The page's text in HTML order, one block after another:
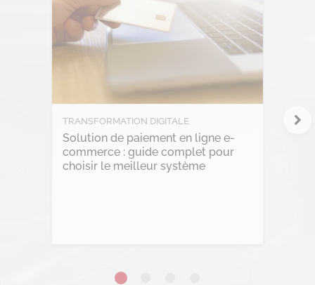
Intelligence collective
Project management
RGPD
Transformation Digitale
TRANSFORMATION DIGITALE
Solution de paiement en ligne e-
commerce : guide complet pour
choisir le meilleur système